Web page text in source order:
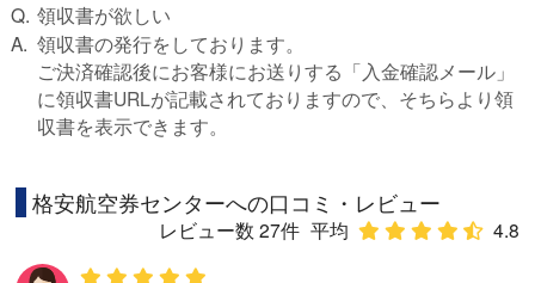
領収書が欲しい
領収書の発行をしております。
ご決済確認後にお客様にお送りする「入金確認メール」
に領収書URLが記載されておりますので、そちらより領
収書を表示できます。
格安航空券センターへの口コミ・レビュー
レビュー数 27件 平均 4.8